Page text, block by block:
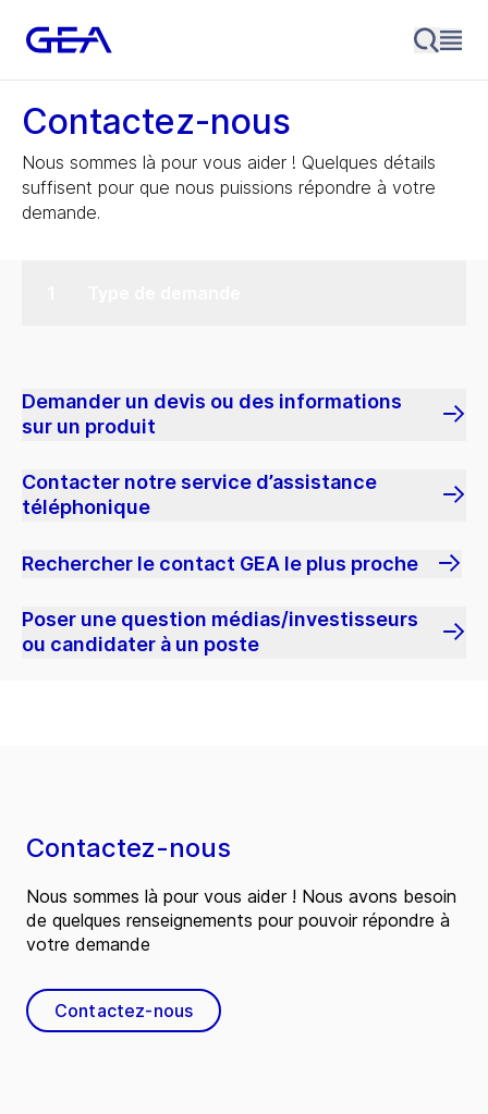
Contactez-nous
Nous sommes là pour vous aider ! Quelques détails
suffisent pour que nous puissions répondre à votre
demande.
Demander un devis ou des informations
sur un produit
Contacter notre service d’assistance
téléphonique
Rechercher le contact GEA le plus proche
Poser une question médias/investisseurs
ou candidater à un poste
Contactez-nous
Nous sommes là pour vous aider ! Nous avons besoin
de quelques renseignements pour pouvoir répondre à
votre demande
Contactez-nous